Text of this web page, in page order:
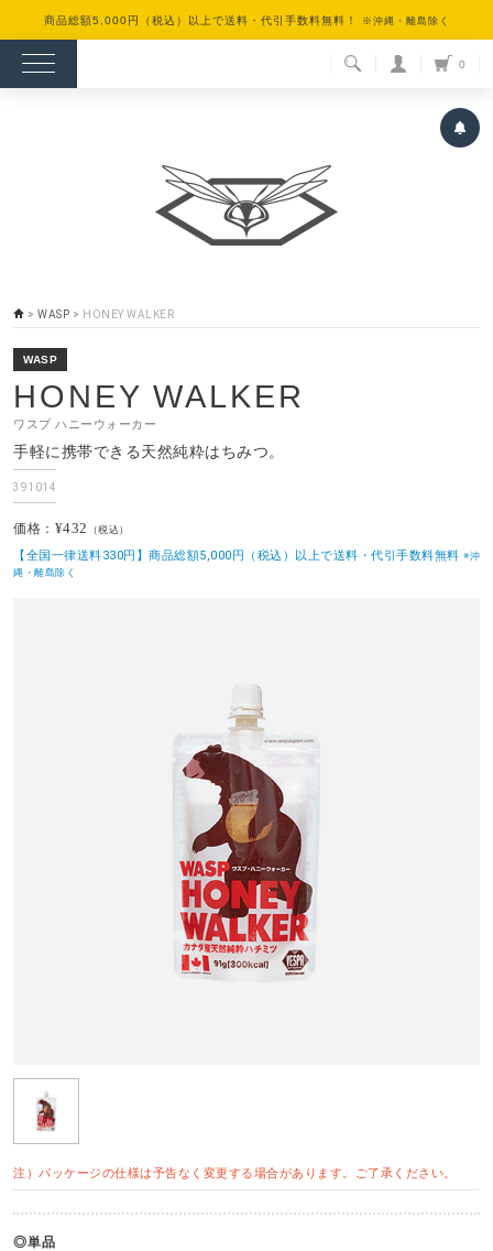
商品総額5,000円（税込）以上で送料・代引手数料無料！ ※沖縄・離島除く
0
> WASP > HONEY WALKER
WASP
HONEY WALKER
ワスプ ハニーウォーカー
手軽に携帯できる天然純粋はちみつ。
391014
価格： ¥432 （税込）
【全国一律送料330円】商品総額5,000円（税込）以上で送料・代引手数料無料 ※沖
縄・離島除く
注）パッケージの仕様は予告なく変更する場合があります。ご了承ください。
単品